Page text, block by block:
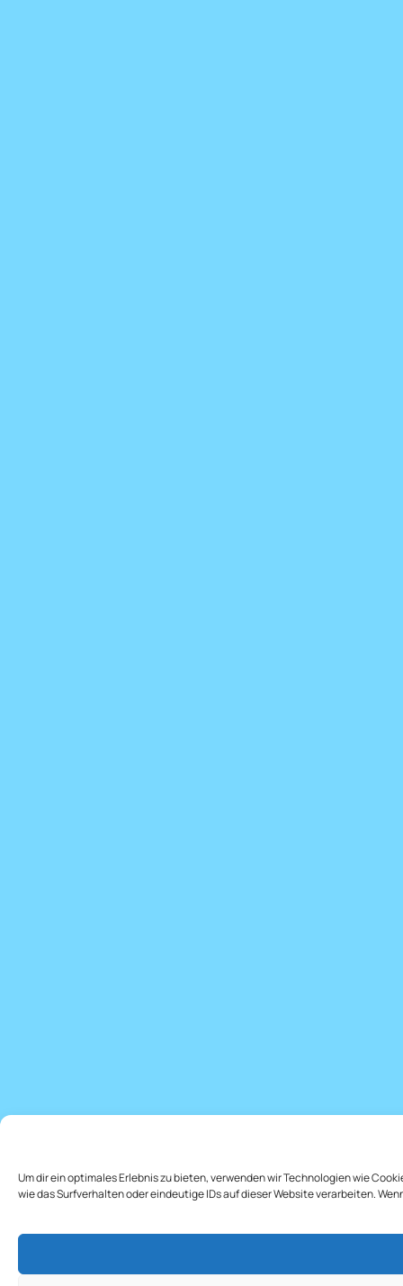
Um dir ein optimales Erlebnis zu bieten, verwenden wir Technologien wie
wie das Surfverhalten oder eindeutige IDs auf dieser Website verarbeiten.